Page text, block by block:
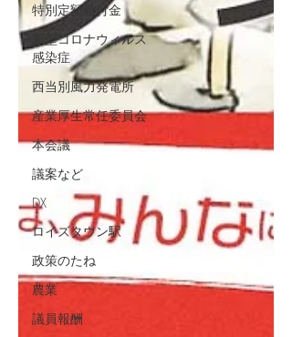
特別定額給付金
新型コロナウィルス
感染症
西当別風力発電所
産業厚生常任委員会
本会議
議案など
DX
ロイズタウン駅
政策のたね
農業
議員報酬